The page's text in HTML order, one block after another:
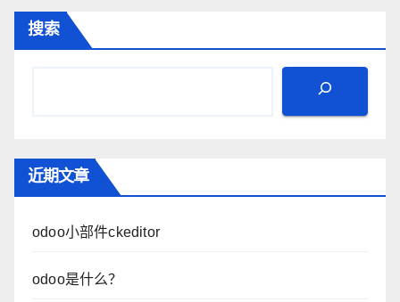
搜索
近期文章
odoo小部件ckeditor
odoo是什么？